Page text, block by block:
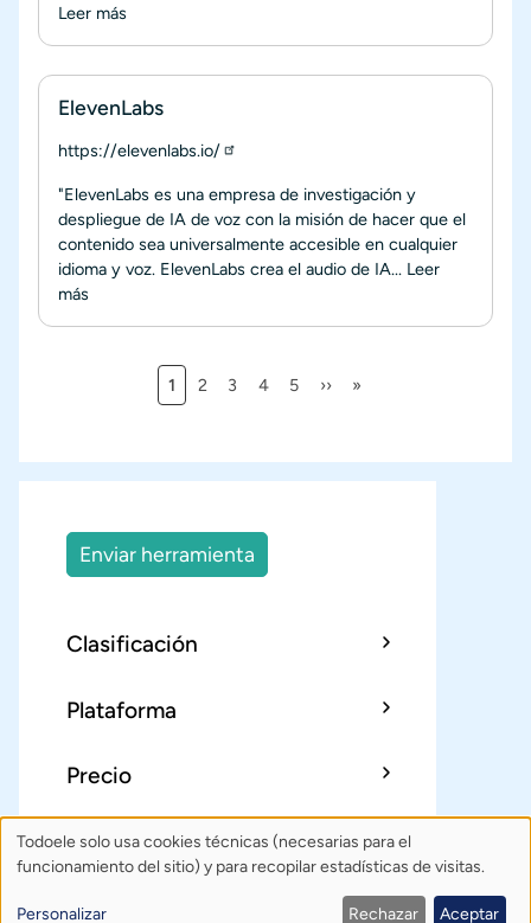
Leer más
ElevenLabs
https://elevenlabs.io/
"ElevenLabs es una empresa de investigación y
despliegue de IA de voz con la misión de hacer que el
contenido sea universalmente accesible en cualquier
idioma y voz. ElevenLabs crea el audio de IA... Leer
más
Paginación
Página actual
1 Página
2 Página
3 Página
4 Página
5 Siguiente página
›› Última página
»
Enviar herramienta
Clasificación
Plataforma
Precio
Sobre TodoeleÍndice Publica
Política de privacidad
Uso
Todoele solo usa cookies técnicas (necesarias para el
funcionamiento del sitio) y para recopilar estadísticas de visitas.
Personalizar Rechazar Aceptar